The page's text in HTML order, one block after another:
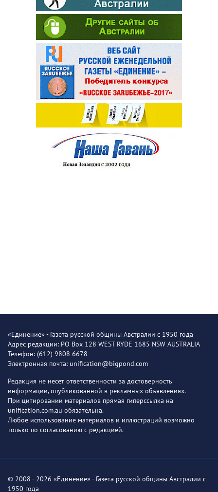
«Единение» - Газета русской общины Австралии с 1950 года
Адрес редакции: PO Box 128 WEST RYDE 1685 NSW AUSTRALIA
Телефон: (612) 9808 6678
Электронная почта: unification@bigpond.com
Редакция не несет ответственности за достоверность
информации, опубликованной в рекламных объявлениях.
При цитировании материалов прямая гиперссылка на
unification.com.au обязательна.
Любое использование материалов и иллюстраций возможно
только по согласованию с редакцией.
© 2008 - 2026 «Единение» - Газета русской общины Австралии с
1950 года